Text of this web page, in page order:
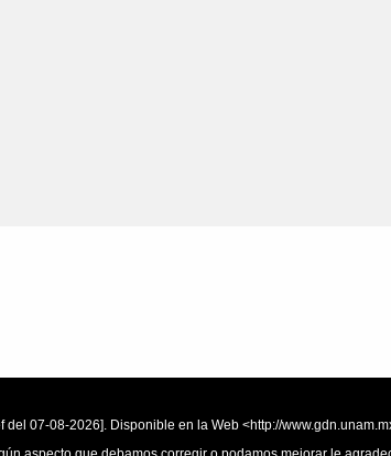
07-08-2026]. Disponible en la Web <http://